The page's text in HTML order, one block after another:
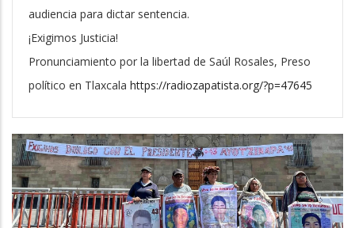
audiencia para dictar sentencia.
¡Exigimos Justicia!
Pronunciamiento por la libertad de Saúl Rosales, Preso
político en Tlaxcala https://radiozapatista.org/?p=47645